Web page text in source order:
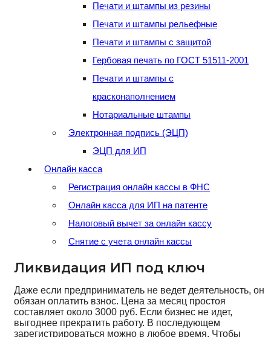
Печати и штампы из резины
Печати и штампы рельефные
Печати и штампы с защитой
Гербовая печать по ГОСТ 51511-2001
Печати и штампы с
красконаполнением
Нотариальные штампы
Электронная подпись (ЭЦП)
ЭЦП для ИП
Онлайн касса
Регистрация онлайн кассы в ФНС
Онлайн касса для ИП на патенте
Налоговый вычет за онлайн кассу
Снятие с учета онлайн кассы
Ликвидация ИП под ключ
Даже если предприниматель не ведет деятельность, он
обязан оплатить взнос. Цена за месяц простоя
составляет около 3000 руб. Если бизнес не идет,
выгоднее прекратить работу. В последующем
зарегистрироваться можно в любое время. Чтобы